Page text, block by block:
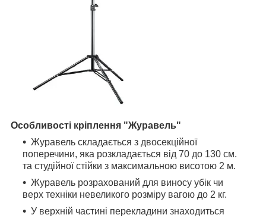
Особливості кріплення "Журавель"
Журавель складається з двосекційної
поперечини, яка розкладається від 70 до 130 см.
та студійної стійки з максимальною висотою 2 м.
Журавель розрахований для виносу убік чи
верх техніки невеликого розміру вагою до 2 кг.
У верхній частині перекладини знаходиться